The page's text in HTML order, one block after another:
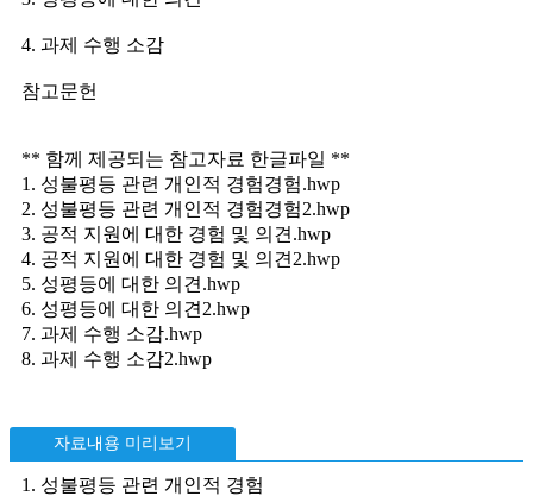
4. 과제 수행 소감
참고문헌
** 함께 제공되는 참고자료 한글파일 **
1. 성불평등 관련 개인적 경험경험.hwp
2. 성불평등 관련 개인적 경험경험2.hwp
3. 공적 지원에 대한 경험 및 의견.hwp
4. 공적 지원에 대한 경험 및 의견2.hwp
5. 성평등에 대한 의견.hwp
6. 성평등에 대한 의견2.hwp
7. 과제 수행 소감.hwp
8. 과제 수행 소감2.hwp
자료내용 미리보기
1. 성불평등 관련 개인적 경험